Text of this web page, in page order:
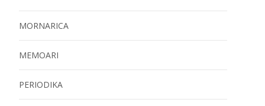
MORNARICA
MEMOARI
PERIODIKA